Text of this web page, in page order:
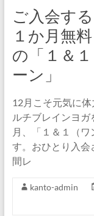
ご入会す
１か月無
の「１＆
ーン」
12月こそ元気に
ルチブレインヨ
月、「１＆１（
す。おひとり入会
間レ
kanto-admin